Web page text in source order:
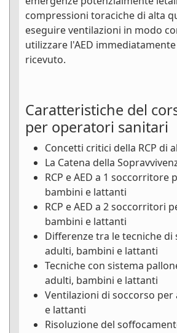
compressioni toraciche di alta
eseguire ventilazioni in modo
utilizzare l'AED
ricevuto.
Caratteristiche del
per operatori sanitari
Concetti critici della RCP di
La Catena della
RCP e AED a 1 soccorritore
bambini e lattanti
RCP e AED a 2 soccorritori
bambini e lattanti
Differenze tra le tecniche di
adulti, bambini e lattanti
Tecniche con sistema
adulti, bambini e lattanti
Ventilazioni di soccorso
e lattanti
Risoluzione del